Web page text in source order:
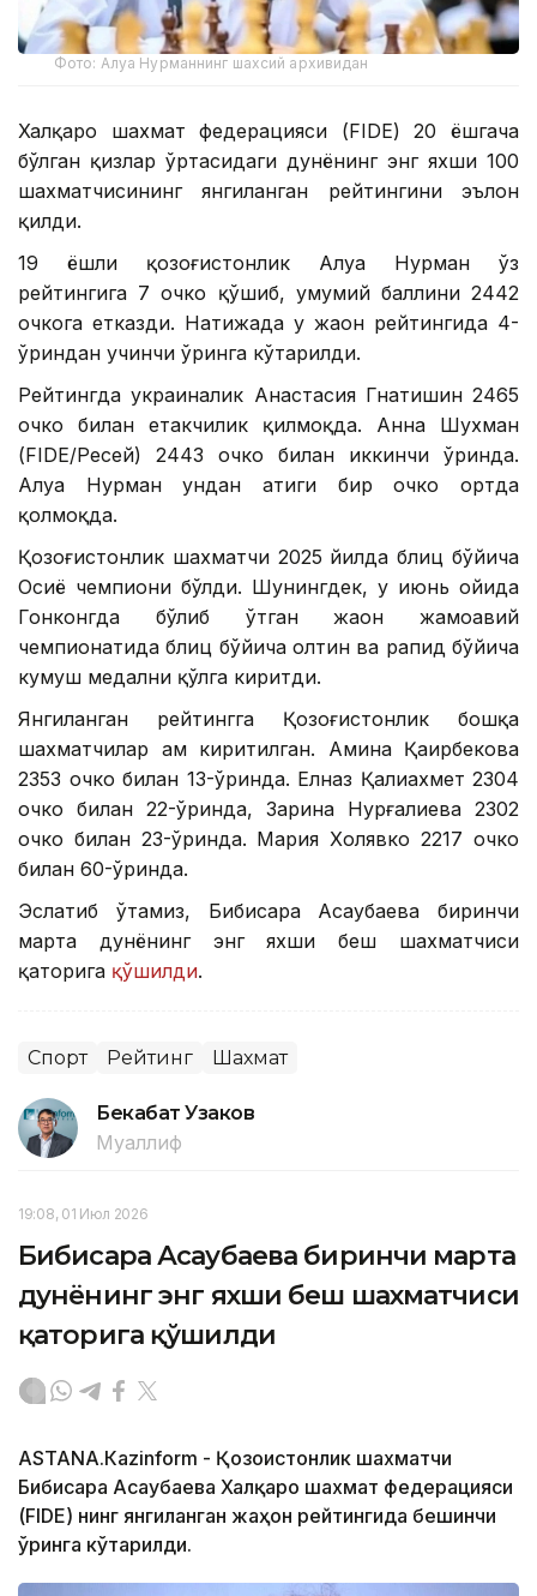
Фото: Алуа Нурманнинг шахсий архивидан
Халқаро шахмат федерацияси (FIDE) 20 ёшгача
бўлган қизлар ўртасидаги дунёнинг энг яхши 100
шахматчисининг янгиланган рейтингини эълон
қилди.
19 ёшли қозоғистонлик Алуа Нурман ўз
рейтингига 7 очко қўшиб, умумий баллини 2442
очкога етказди. Натижада у жаҳон рейтингида 4-
ўриндан учинчи ўринга кўтарилди.
Рейтингда украиналик Анастасия Гнатишин 2465
очко билан етакчилик қилмоқда. Анна Шухман
(FIDE/Ресей) 2443 очко билан иккинчи ўринда.
Алуа Нурман ундан атиги бир очко ортда
қолмоқда.
Қозоғистонлик шахматчи 2025 йилда блиц бўйича
Осиё чемпиони бўлди. Шунингдек, у июнь ойида
Гонконгда бўлиб ўтган жаҳон жамоавий
чемпионатида блиц бўйича олтин ва рапид бўйича
кумуш медални қўлга киритди.
Янгиланган рейтингга Қозоғистонлик бошқа
шахматчилар ҳам киритилган. Амина Қаирбекова
2353 очко билан 13-ўринда. Елназ Қалиахмет 2304
очко билан 22-ўринда, Зарина Нурғалиева 2302
очко билан 23-ўринда. Мария Холявко 2217 очко
билан 60-ўринда.
Эслатиб ўтамиз, Бибисара Асаубаева биринчи
марта дунёнинг энг яхши беш шахматчиси
қаторига қўшилди.
Спорт Рейтинг Шахмат
Бекабат Узаков
Муаллиф
19:08, 01 Июл 2026
Бибисара Асаубаева биринчи марта
дунёнинг энг яхши беш шахматчиси
қаторига қўшилди
АSTANА.Кazinform - Қозоғистонлик шахматчи
Бибисара Асаубаева Халқаро шахмат федерацияси
(FIDE) нинг янгиланган жаҳон рейтингида бешинчи
ўринга кўтарилди.